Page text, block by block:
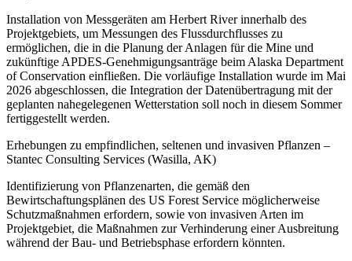
Installation von Messgeräten am Herbert River innerhalb des
Projektgebiets, um Messungen des Flussdurchflusses zu
ermöglichen, die in die Planung der Anlagen für die Mine und
zukünftige APDES-Genehmigungsanträge beim Alaska Department
of Conservation einfließen. Die vorläufige Installation wurde im Mai
2026 abgeschlossen, die Integration der Datenübertragung mit der
geplanten nahegelegenen Wetterstation soll noch in diesem Sommer
fertiggestellt werden.
Erhebungen zu empfindlichen, seltenen und invasiven Pflanzen –
Stantec Consulting Services (Wasilla, AK)
Identifizierung von Pflanzenarten, die gemäß den
Bewirtschaftungsplänen des US Forest Service möglicherweise
Schutzmaßnahmen erfordern, sowie von invasiven Arten im
Projektgebiet, die Maßnahmen zur Verhinderung einer Ausbreitung
während der Bau- und Betriebsphase erfordern könnten.